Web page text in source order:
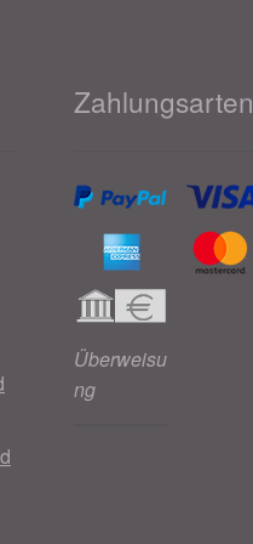
Zahlungsarten
Überweisu
ng